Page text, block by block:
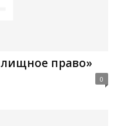
право»
0